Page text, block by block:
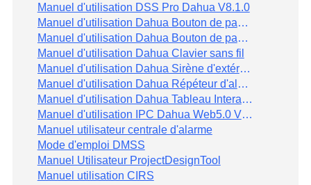
Manuel d'utilisation DSS Pro Dahua V8.1.0
Manuel d'utilisation Dahua Bouton de panique sans fil (unique)
Manuel d'utilisation Dahua Bouton de panique sans fil(double)
Manuel d'utilisation Dahua Clavier sans fil
Manuel d'utilisation Dahua Sirène d'extérieur sans fil
Manuel d'utilisation Dahua Répéteur d'alarme
Manuel d'utilisation Dahua Tableau Interactif Intelligent V1.0.0
Manuel d'utilisation IPC Dahua Web5.0 V1.0.2
Manuel utilisateur centrale d'alarme
Mode d'emploi DMSS
Manuel Utilisateur ProjectDesignTool
Manuel utilisation CIRS